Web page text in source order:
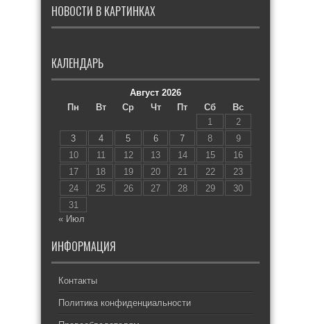
НОВОСТИ В КАРТИНКАХ
КАЛЕНДАРЬ
Август 2026
Пн
Вт Ср Чт Пт Сб
Вс
1
2
3
4 5 6 7 8
9
10
11 12 13 14 15
16
17
18 19 20 21 22
23
24
25 26 27 28 29
30
31
« Июл
ИНФОРМАЦИЯ
Контакты
Политика конфиденциальности